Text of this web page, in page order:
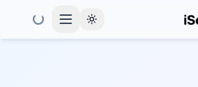
Toggle theme